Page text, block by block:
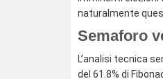
naturalmente
Semaforo
L’analisi tecnica
del 61.8% di